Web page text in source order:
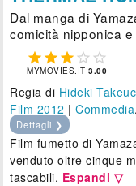
Dal manga di
comicità nipponica
    
MYMOVIES.IT3.00
Regia di Hideki
Film 2012 |Commedia
Dettagli ❯
Film fumetto di
venduto oltre cinque
tascabili. Espandi ▽